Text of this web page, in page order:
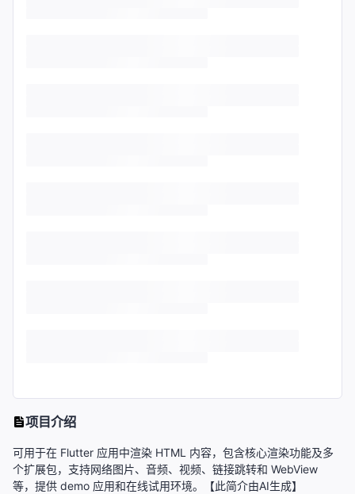
项目介绍
可用于在 Flutter 应用中渲染 HTML 内容，包含核心渲染功能及多
个扩展包，支持网络图片、音频、视频、链接跳转和 WebView
等，提供 demo 应用和在线试用环境。【此简介由AI生成】